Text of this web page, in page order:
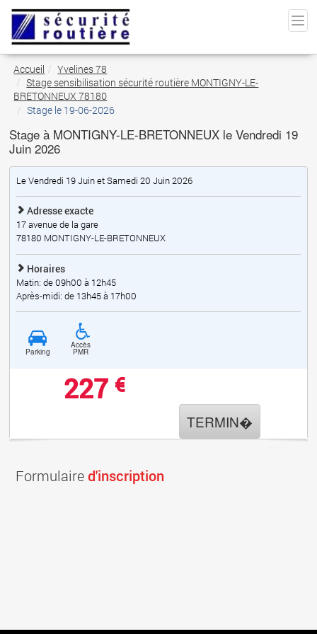
Accueil
Yvelines 78
Stage sensibilisation sécurité routière MONTIGNY-LE-
BRETONNEUX 78180
Stage le 19-06-2026
Stage à MONTIGNY-LE-BRETONNEUX le Vendredi 19
Juin 2026
Le Vendredi 19 Juin et Samedi 20 Juin 2026
Adresse exacte
17 avenue de la gare
78180 MONTIGNY-LE-BRETONNEUX
Horaires
Matin: de 09h00 à 12h45
Après-midi: de 13h45 à 17h00
Parking
Accès
PMR
227 €
TERMIN�
Formulaired'inscription